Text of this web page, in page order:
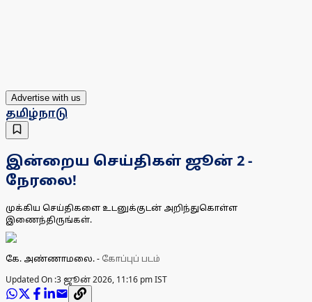
Advertise with us
தமிழ்நாடு
இன்றைய செய்திகள் ஜூன் 2 -
நேரலை!
முக்கிய செய்திகளை உடனுக்குடன் அறிந்துகொள்ள
இணைந்திருங்கள்.
கே. அண்ணாமலை.- கோப்புப் படம்
Updated On :3 ஜூன் 2026, 11:16 pm IST